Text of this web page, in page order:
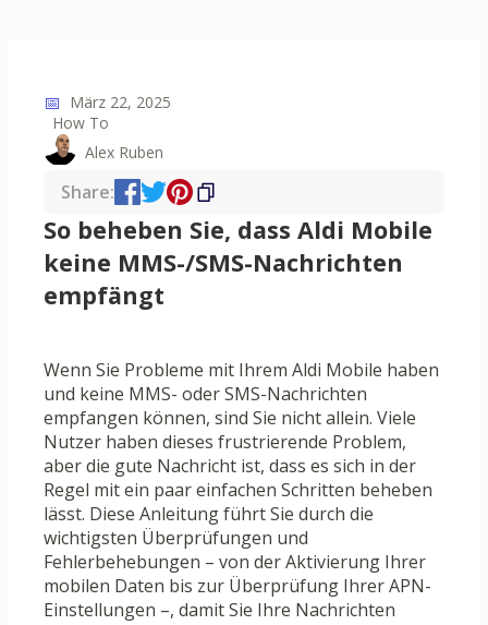
📅 März 22, 2025
How To
Alex Ruben
Share:
So beheben Sie, dass Aldi Mobile
keine MMS-/SMS-Nachrichten
empfängt
Wenn Sie Probleme mit Ihrem Aldi Mobile haben
und keine MMS- oder SMS-Nachrichten
empfangen können, sind Sie nicht allein. Viele
Nutzer haben dieses frustrierende Problem,
aber die gute Nachricht ist, dass es sich in der
Regel mit ein paar einfachen Schritten beheben
lässt. Diese Anleitung führt Sie durch die
wichtigsten Überprüfungen und
Fehlerbehebungen – von der Aktivierung Ihrer
mobilen Daten bis zur Überprüfung Ihrer APN-
Einstellungen –, damit Sie Ihre Nachrichten